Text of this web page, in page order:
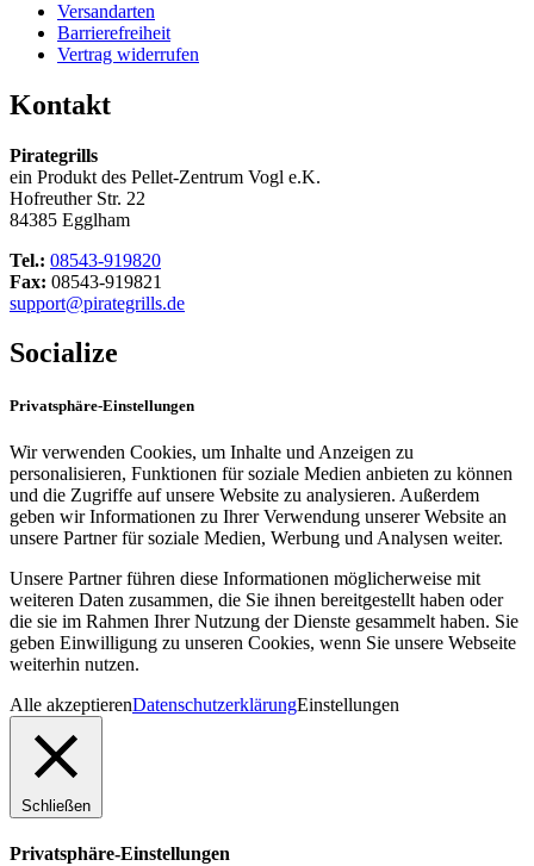
Versandarten
Barrierefreiheit
Vertrag widerrufen
Kontakt
Pirategrills
ein Produkt des Pellet-Zentrum Vogl e.K.
Hofreuther Str. 22
84385 Egglham
Tel.: 08543-919820
Fax: 08543-919821
support@pirategrills.de
Socialize
Privatsphäre-Einstellungen
Wir verwenden Cookies, um Inhalte und Anzeigen zu
personalisieren, Funktionen für soziale Medien anbieten zu können
und die Zugriffe auf unsere Website zu analysieren. Außerdem
geben wir Informationen zu Ihrer Verwendung unserer Website an
unsere Partner für soziale Medien, Werbung und Analysen weiter.
Unsere Partner führen diese Informationen möglicherweise mit
weiteren Daten zusammen, die Sie ihnen bereitgestellt haben oder
die sie im Rahmen Ihrer Nutzung der Dienste gesammelt haben. Sie
geben Einwilligung zu unseren Cookies, wenn Sie unsere Webseite
weiterhin nutzen.
Alle akzeptierenDatenschutzerklärungEinstellungen
Schließen
Privatsphäre-Einstellungen